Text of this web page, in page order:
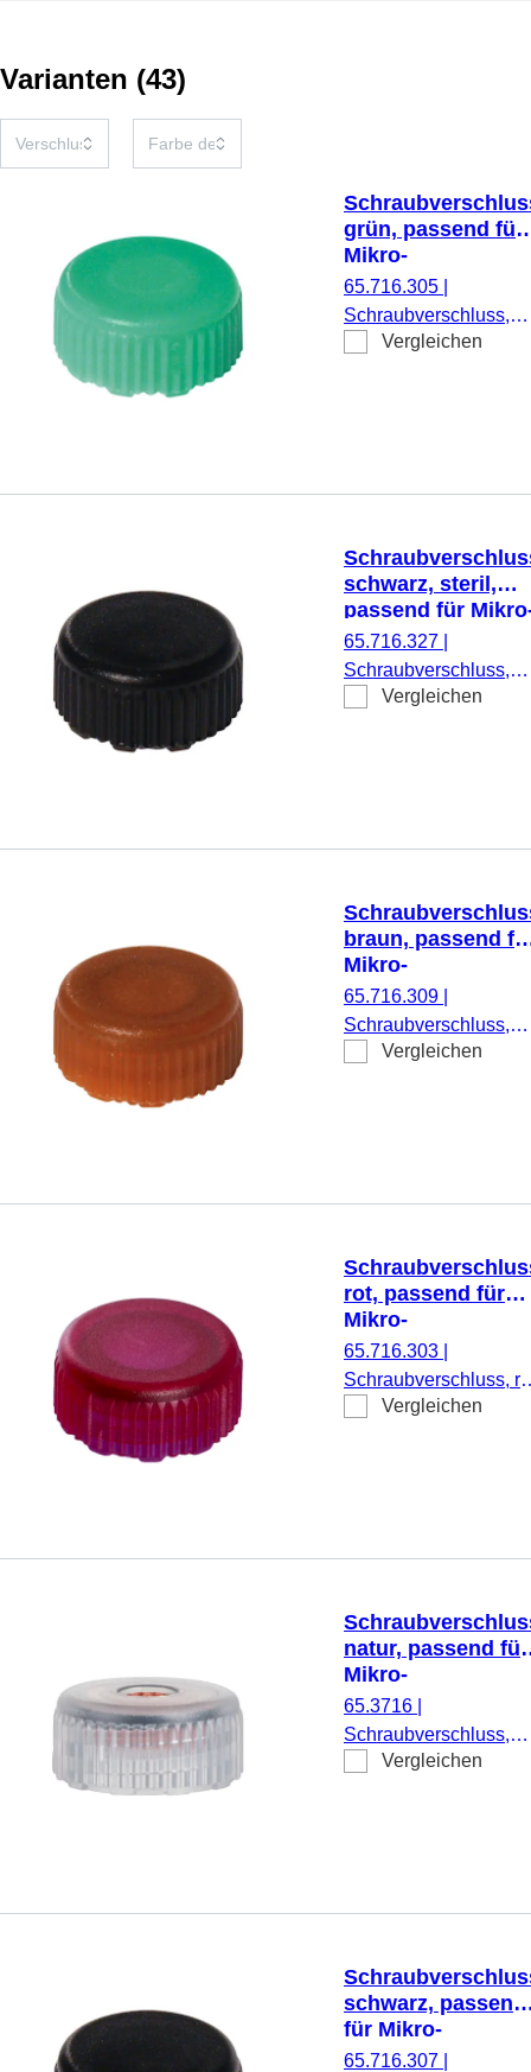
Varianten (43)
grün, passend für
Mikro-
Schraubröhren
65.716.305
Schraubverschluss,
grün, passend für
Vergleichen
schwarz, steril,
passend für
Schraubröhren
65.716.327
Schraubverschluss,
schwarz, steril,
Vergleichen
braun, passend
Mikro-
Schraubröhren
65.716.309
Schraubverschluss,
braun, passend für
Vergleichen
rot, passend für
Mikro-
Schraubröhren
65.716.303
Schraubverschluss,
passend für Mikro-
Vergleichen
natur, passend für
Mikro-
Schraubröhren
65.3716
Schraubverschluss,
natur, passend für
Vergleichen
schwarz, passend
für Mikro-
Schraubröhren
65.716.307